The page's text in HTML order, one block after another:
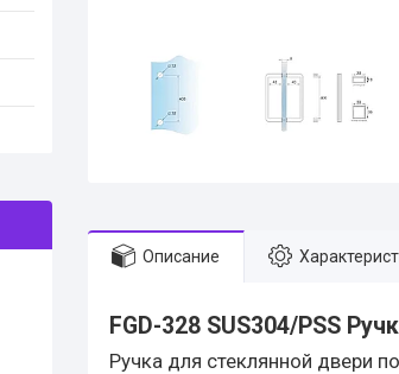
Описание
FGD-328 SUS304/PSS
Ручка для стеклянной двери